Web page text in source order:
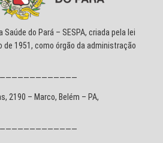
do Pará – SESPA, criada pela lei
de 1951, como órgão da administração
2190 – Marco, Belém – PA,